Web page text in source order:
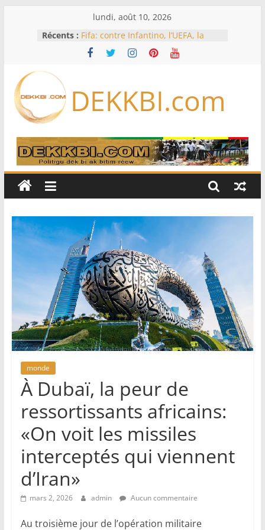
lundi, août 10, 2026
Récents : Fifa: contre Infantino, l’UEFA, la
Concacaf et l’AFC veulent rallier « la
famille du football »
« toutes » ses conditions
Test de dépistage de drogue pour
Licenciements massifs: le député
Mbaye DIONE interpelle le
gouvernement sur plus de 30 000
emplois
Le projet d’autonomie de la Corse
divise les indépendantistes
DEKKBI.com
monde
À Dubaï, la peur de
ressortissants africains:
«On voit les missiles
interceptés qui viennent
d’Iran»
mars 2, 2026 admin Aucun commentaire
Au troisième jour de l’opération militaire